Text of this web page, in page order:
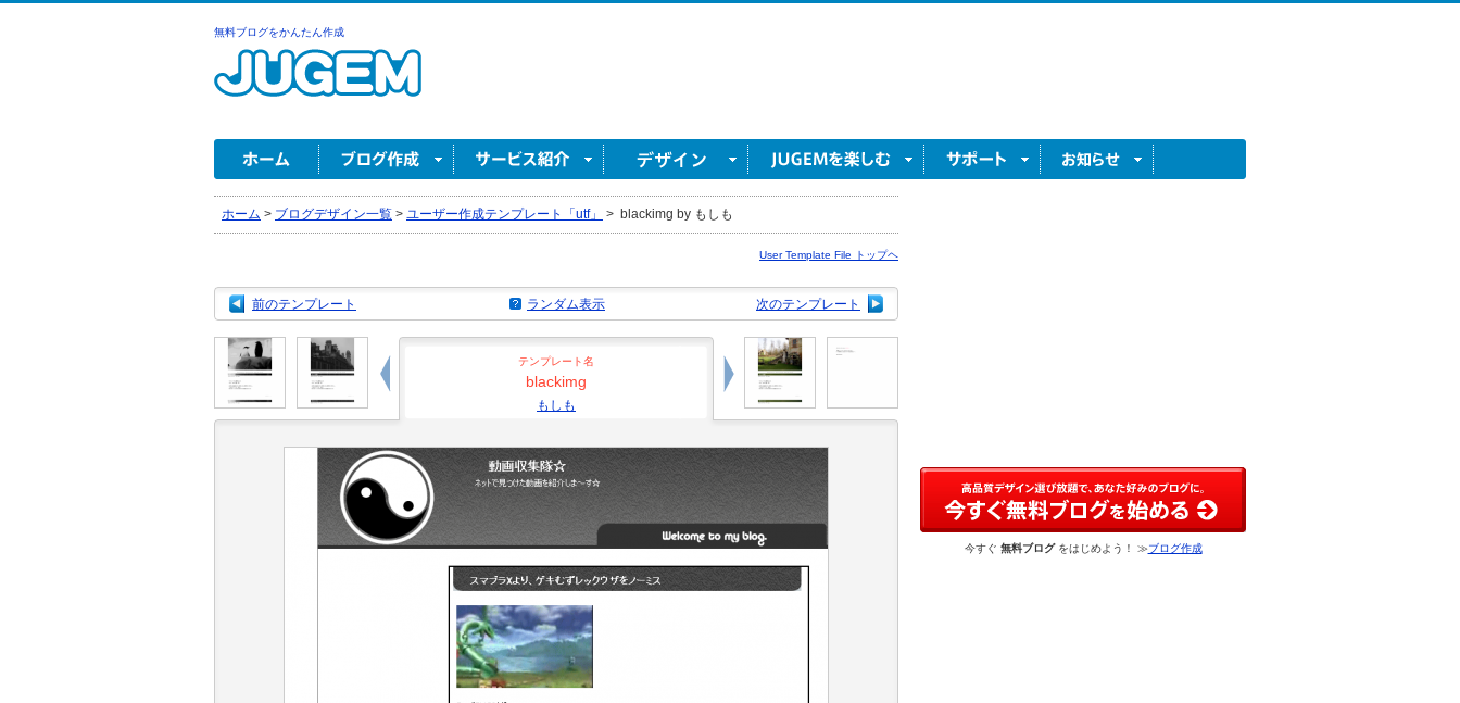
無料ブログをかんたん作成
ホーム > ブログデザイン一覧 > ユーザー作成テンプレート「utf」 > blackimg by もしも
User Template File トップヘ
前のテンプレート 次のテンプレート
ランダム表示
テンプレート名
blackimg
もしも
今すぐ 無料ブログをはじめよう！ ≫ブログ作成